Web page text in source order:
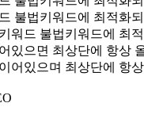
불법키워드에 최적화
워드 불법키워드에 최
있으면 최상단에 항상
어있으며 최상단에 항